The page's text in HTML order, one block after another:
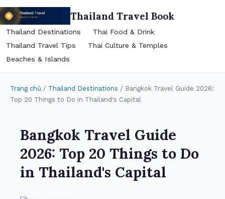
Thailand Travel Book
Thailand Destinations
Thai Food & Drink
Thailand Travel Tips
Thai Culture & Temples
Beaches & Islands
Trang chủ / Thailand Destinations / Bangkok Travel Guide 2026:
Top 20 Things to Do in Thailand's Capital
Bangkok Travel Guide
2026: Top 20 Things to Do
in Thailand's Capital